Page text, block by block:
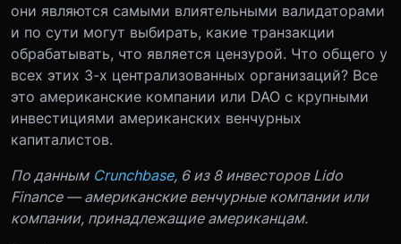
они являются самыми влиятельными валидаторами
и по сути могут выбирать, какие транзакции
обрабатывать, что является цензурой. Что общего у
всех этих 3-х централизованных организаций? Все
это американские компании или DAO с крупными
инвестициями американских венчурных
капиталистов.
По данным Crunchbase, 6 из 8 инвесторов Lido
Finance — американские венчурные компании или
компании, принадлежащие американцам.